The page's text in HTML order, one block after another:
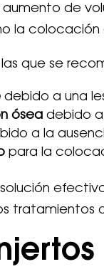
de
la colocación
que se
debido a una
ósea debido
a la
para la
tratamientos